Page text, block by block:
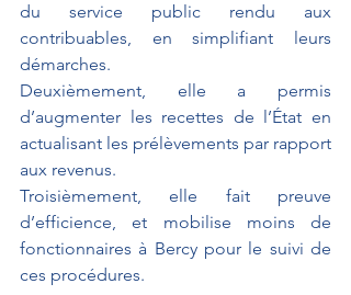
du service public rendu aux
contribuables, en simplifiant leurs
démarches.
Deuxièmement, elle a permis
d’augmenter les recettes de l’État en
actualisant les prélèvements par rapport
aux revenus.
Troisièmement, elle fait preuve
d’efficience, et mobilise moins de
fonctionnaires à Bercy pour le suivi de
ces procédures.